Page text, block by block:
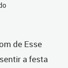
de Esse
a festa